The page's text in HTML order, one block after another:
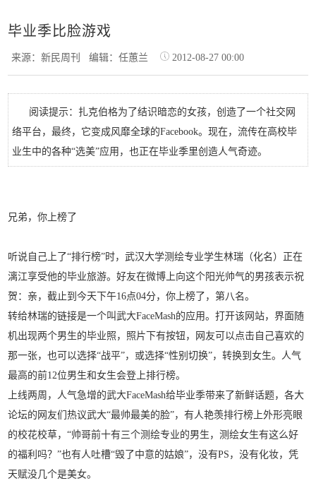
毕业季比脸游戏
来源：新民周刊编辑：任蕙兰 2012-08-27 00:00
阅读提示：扎克伯格为了结识暗恋的女孩，创造了一个社交网
络平台，最终，它变成风靡全球的Facebook。现在，流传在高校毕
业生中的各种“选美”应用，也正在毕业季里创造人气奇迹。
兄弟，你上榜了
听说自己上了“排行榜”时，武汉大学测绘专业学生林瑞（化名）正在
漓江享受他的毕业旅游。好友在微博上向这个阳光帅气的男孩表示祝
贺：亲，截止到今天下午16点04分，你上榜了，第八名。
转给林瑞的链接是一个叫武大FaceMash的应用。打开该网站，界面随
机出现两个男生的毕业照，照片下有按钮，网友可以点击自己喜欢的
那一张，也可以选择“战平”，或选择“性别切换”，转换到女生。人气
最高的前12位男生和女生会登上排行榜。
上线两周，人气急增的武大FaceMash给毕业季带来了新鲜话题，各大
论坛的网友们热议武大“最帅最美的脸”，有人艳羡排行榜上外形亮眼
的校花校草，“帅哥前十有三个测绘专业的男生，测绘女生有这么好
的福利吗？”也有人吐槽“毁了中意的姑娘”，没有PS，没有化妆，凭
天赋没几个是美女。